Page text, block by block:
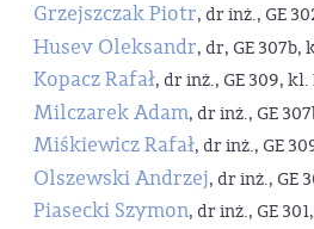
Grzejszczak Piotr, dr inż., GE
Husev Oleksandr, dr, GE 307b,
Kopacz Rafał, dr inż., GE 309, kl.
Milczarek Adam, dr inż., GE
Miśkiewicz Rafał, dr inż., GE
Olszewski Andrzej, dr inż., GE
Piasecki Szymon, dr inż., GE